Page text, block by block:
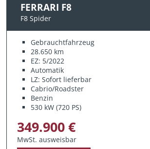
FERRARI F8
F8 Spider
Gebrauchtfahrzeug
28.650 km
EZ: 5/2022
Automatik
LZ: Sofort lieferbar
Cabrio/Roadster
Benzin
530 kW (720 PS)
349.900 €
MwSt. ausweisbar